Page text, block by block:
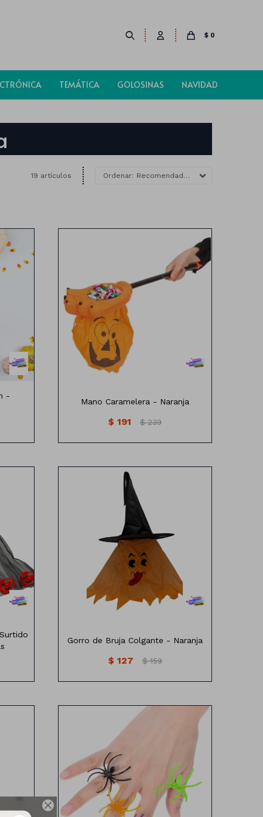

TEMÁTICA GOLOSINAS NAVIDAD
$ 0
19 artículos Recomendados
-
Mano Caramelera - Naranja
$ 191 $ 239
Gorro de bruja para colgar.
Gorro de Bruja Colgante - Naranja
$ 127 $ 159
Set de anillos con forma de arañas
de colores